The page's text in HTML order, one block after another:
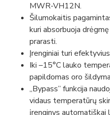
MWR-VH12N.
Šilumokaitis
kuri absorbuoja
prarasti.
Įrenginiai turi
Iki –15°C lauko
papildomas oro
,,Bypass” funkcija
vidaus temperatūrų
įrenginys automatiškai